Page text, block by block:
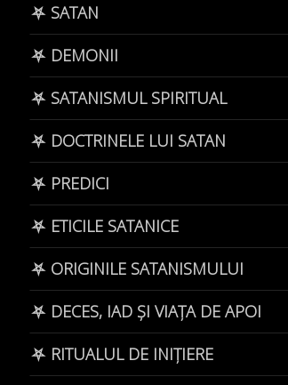
⛧ SATAN
⛧ DEMONII
⛧ SATANISMUL SPIRITUAL
⛧ DOCTRINELE LUI SATAN
⛧ PREDICI
⛧ ETICILE SATANICE
⛧ ORIGINILE SATANISMULUI
⛧ DECES, IAD ȘI VIAȚA DE APOI
⛧ RITUALUL DE INIȚIERE